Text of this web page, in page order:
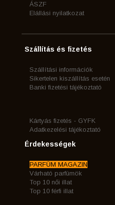
ÁSZF
Elállási nyilatkozat
Szállítás és fizetés
Szállítási információk
Sikertelen kiszállítás esetén
Banki fizetési tájékoztató
Kártyás fizetés - GYFK
Adatkezelési tájékoztató
Érdekességek
PARFÜM MAGAZIN
Várható parfümök
Top 10 női illat
Top 10 férfi illat